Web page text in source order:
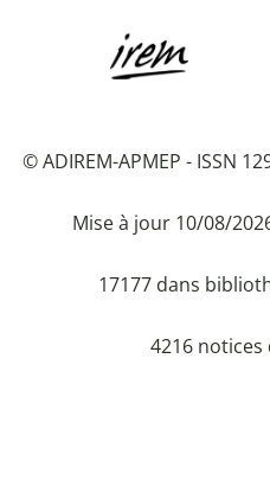
© ADIREM-APMEP - ISSN
Mise à jour 10/08/
17177 dans
4216 notices